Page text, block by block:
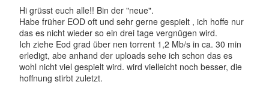
Hi grüsst euch alle!! Bin der "neue".
Habe früher EOD oft und sehr gerne gespielt , ich hoffe nur
das es nicht wieder so ein drei tage vergnügen wird.
Ich ziehe Eod grad über nen torrent 1,2 Mb/s in ca. 30 min
erledigt, abe anhand der uploads sehe ich schon das es
wohl nicht viel gespielt wird. wird vielleicht noch besser, die
hoffnung stirbt zuletzt.